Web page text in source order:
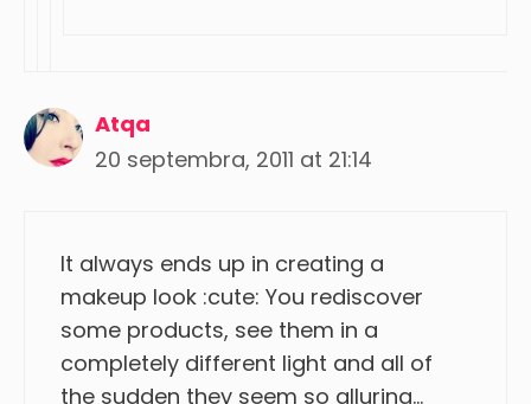
Atqa
20 septembra, 2011 at 21:14
It always ends up in creating a
makeup look :cute: You rediscover
some products, see them in a
completely different light and all of
the sudden they seem so alluring…